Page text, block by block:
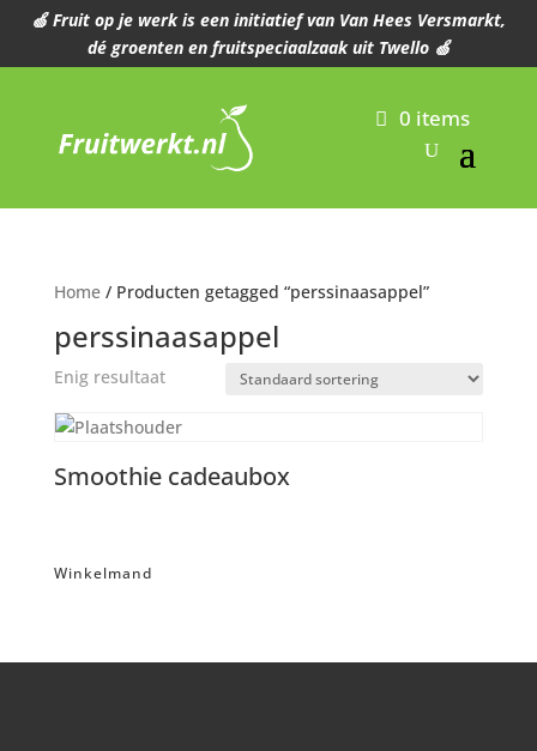
🍏 Fruit op je werk is een initiatief van Van Hees Versmarkt,
dé groenten en fruitspeciaalzaak uit Twello 🍏
0 items
Home/ Producten getagged “perssinaasappel”
perssinaasappel
Enig resultaat
Smoothie cadeaubox
Winkelmand